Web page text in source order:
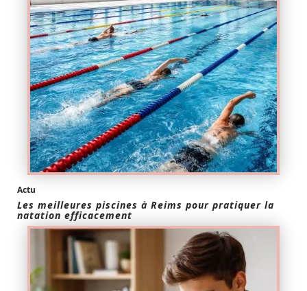
Actu
Les meilleures piscines à Reims pour pratiquer la
natation efficacement